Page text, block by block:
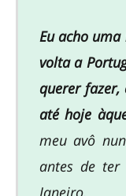
Eu acho
volta a
querer fazer,
até hoje
meu avô
antes de